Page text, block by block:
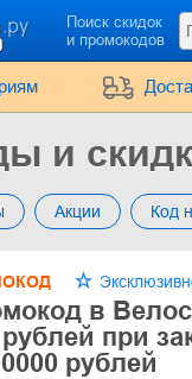
Поиск скидок
и промокодов
и
Акции Код
в
при
рублей